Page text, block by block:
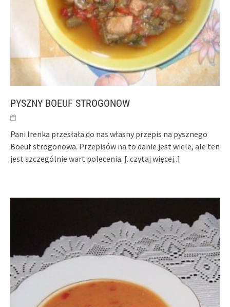
PYSZNY BOEUF STROGONOW
Pani Irenka przesłała do nas własny przepis na pysznego
Boeuf strogonowa. Przepisów na to danie jest wiele, ale ten
jest szczególnie wart polecenia. [..czytaj więcej..]